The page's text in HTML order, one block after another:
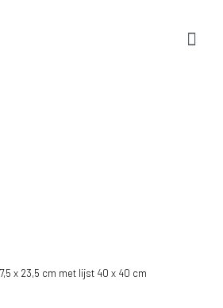
x 23,5 cm met lijst 40 x 40 cm